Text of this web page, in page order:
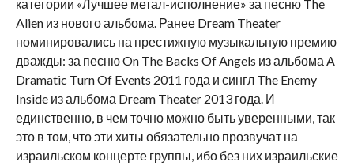
категории «Лучшее метал-исполнение» за песню The
Alien из нового альбома. Ранее Dream Theater
номинировались на престижную музыкальную премию
дважды: за песню On The Backs Of Angels из альбома A
Dramatic Turn Of Events 2011 года и сингл The Enemy
Inside из альбома Dream Theater 2013 года. И
единственно, в чем точно можно быть уверенными, так
это в том, что эти хиты обязательно прозвучат на
израильском концерте группы, ибо без них израильские